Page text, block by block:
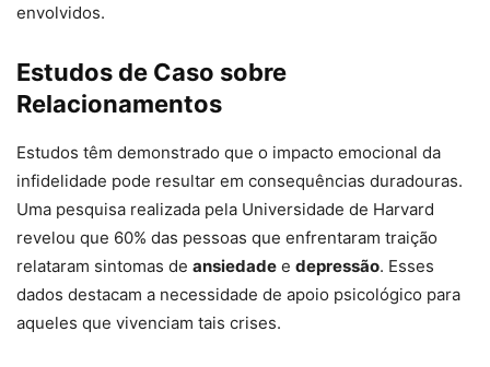
envolvidos.
Estudos de Caso sobre
Relacionamentos
Estudos têm demonstrado que o impacto emocional da
infidelidade pode resultar em consequências duradouras.
Uma pesquisa realizada pela Universidade de Harvard
revelou que 60% das pessoas que enfrentaram traição
relataram sintomas de ansiedade e depressão. Esses
dados destacam a necessidade de apoio psicológico para
aqueles que vivenciam tais crises.